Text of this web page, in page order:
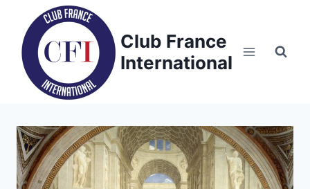
content
Club France
International